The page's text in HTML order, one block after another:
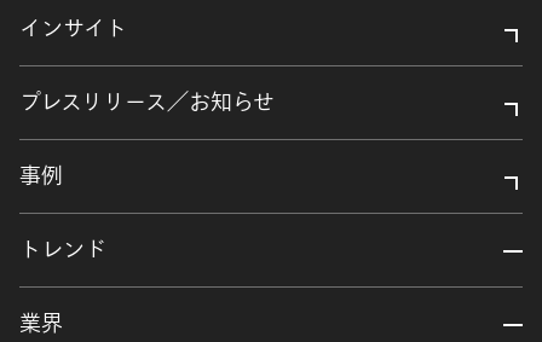
インサイト
プレスリリース／お知らせ
事例
トレンド
業界